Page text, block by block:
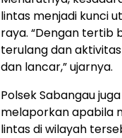
lintas menjadi kunci
raya. “Dengan tertib
terulang dan
dan lancar,” ujarnya.
Polsek Sabangau
melaporkan apabila
lintas di wilayah